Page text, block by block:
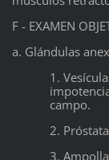
F - EXAMEN
a. Glándulas
1.
campo.
2. Próstata
3.